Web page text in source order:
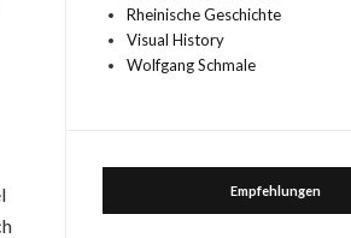
Rheinische Geschichte
Visual History
Wolfgang Schmale
Empfehlungen